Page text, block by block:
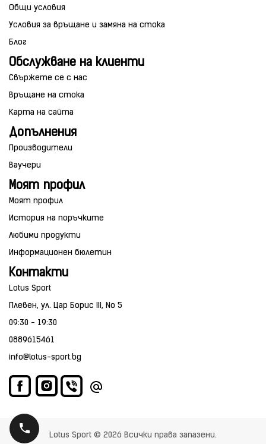
Общи условия
Условия за връщане и замяна на стока
Блог
Обслужване на клиенти
Свържете се с нас
Връщане на стока
Карта на сайта
Допълнения
Производители
Ваучери
Моят профил
Моят профил
История на поръчките
Любими продукти
Информационен бюлетин
Контакти
Lotus Sport
Плевен, ул. Цар Борис III, No 5
09:30 - 19:30
0889615461
info@lotus-sport.bg
Lotus Sport © 2026 Всички права запазени.